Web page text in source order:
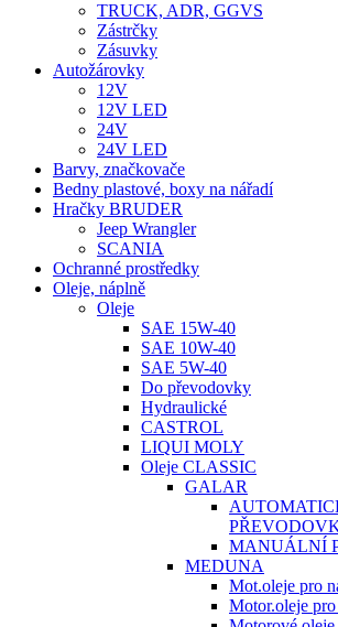
TRUCK, ADR, GGVS
Zástrčky
Zásuvky
Autožárovky
12V
12V LED
24V
24V LED
Barvy, značkovače
Bedny plastové, boxy na nářadí
Hračky BRUDER
Jeep Wrangler
SCANIA
Ochranné prostředky
Oleje, náplně
Oleje
SAE 15W-40
SAE 10W-40
SAE 5W-40
Do převodovky
Hydraulické
CASTROL
LIQUI MOLY
Oleje CLASSIC
GALAR
MANUÁLNÍ
MEDUNA
Mot.oleje pro
Motor.oleje